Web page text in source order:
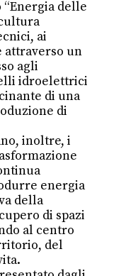
delle
ai
attraverso un
agli
idroelettrici
di una
di
inoltre, i
energia
della
di spazi
al centro
del